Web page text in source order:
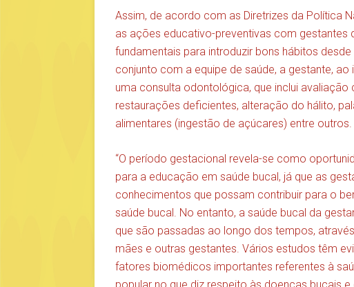
Assim, de acordo com as Diretrizes da Política
as ações educativo-preventivas com gestantes
fundamentais para introduzir bons hábitos
conjunto com a equipe de saúde, a gestante,
uma consulta odontológica, que inclui
restaurações deficientes, alteração do hálito,
alimentares (ingestão de açúcares) entre outros.
“O período gestacional revela-se como
para a educação em saúde bucal, já que as
conhecimentos que possam contribuir para o
saúde bucal. No entanto, a saúde bucal da
que são passadas ao longo dos tempos,
mães e outras gestantes. Vários estudos têm
fatores biomédicos importantes referentes à